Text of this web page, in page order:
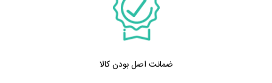
ضمانت اصل بودن کالا